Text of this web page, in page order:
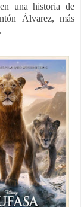
una historia de
Álvarez, más